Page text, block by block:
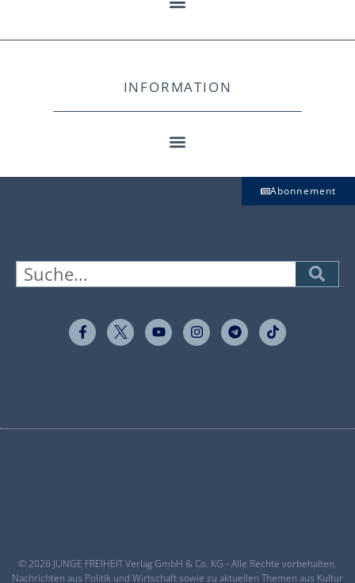
INFORMATION
Abonnement
© 2026 JUNGE FREIHEIT Verlag GmbH & Co. KG - Alle Rechte vorbehalten.
Nachrichten aus Politik und Wirtschaft sowie zu aktuellen Themen aus Kultur